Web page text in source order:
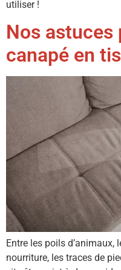
utiliser !
Nos astuces
canapé en
Entre les poils
nourriture, les traces de